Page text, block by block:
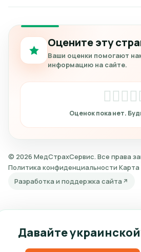
Оцените эту
Ваши оценки помогают
информацию на сайте.
© 2026 МедСтрахСервис. Все права
Политика конфиденциальности Карта
Разработка и поддержка сайта
Давайте